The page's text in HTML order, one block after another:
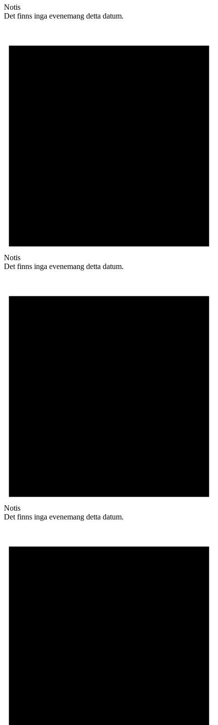
Notis
Det finns inga evenemang detta datum.
Notis
Det finns inga evenemang detta datum.
Notis
Det finns inga evenemang detta datum.